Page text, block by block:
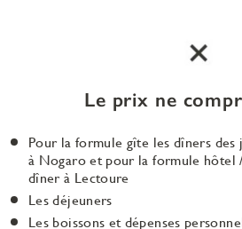
Le prix ne
Pour la formule gîte les dîners
à Nogaro et pour la formule hôtel
dîner à Lectoure
Les déjeuners
Les boissons et dépenses